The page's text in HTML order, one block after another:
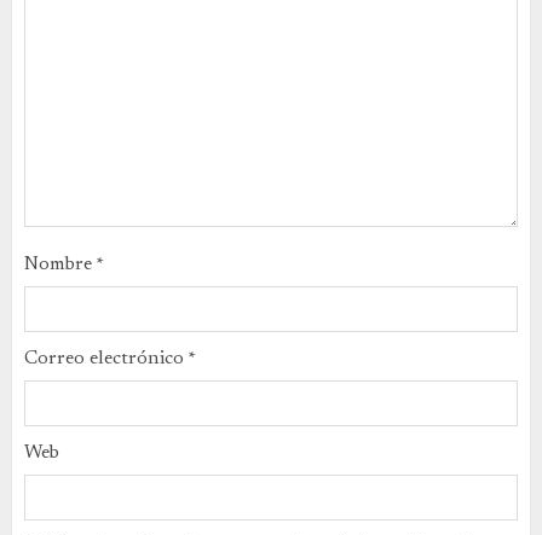
Nombre *
Correo electrónico *
Web